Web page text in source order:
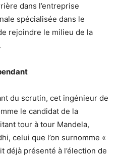
dans l’entreprise
spécialisée dans le
rejoindre le milieu de la
du scrutin, cet ingénieur de
le candidat de la
tour à tour Mandela,
celui que l’on surnomme «
déjà présenté à l’élection de